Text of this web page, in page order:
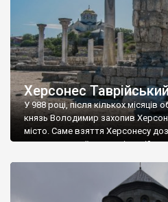
Херсонес
У 988 році, після кількох місяців
князь Володимир захопив
місто. Саме взяття Херсонесу
диктувати свої умови
Херсонесі Володимир-язичник,
А потім було Хрещення Русі. На